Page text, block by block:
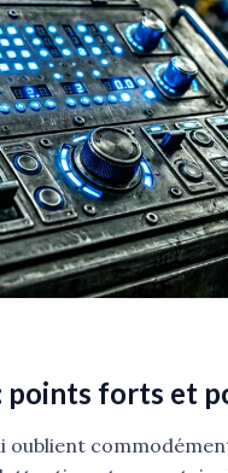
points forts et
oublient